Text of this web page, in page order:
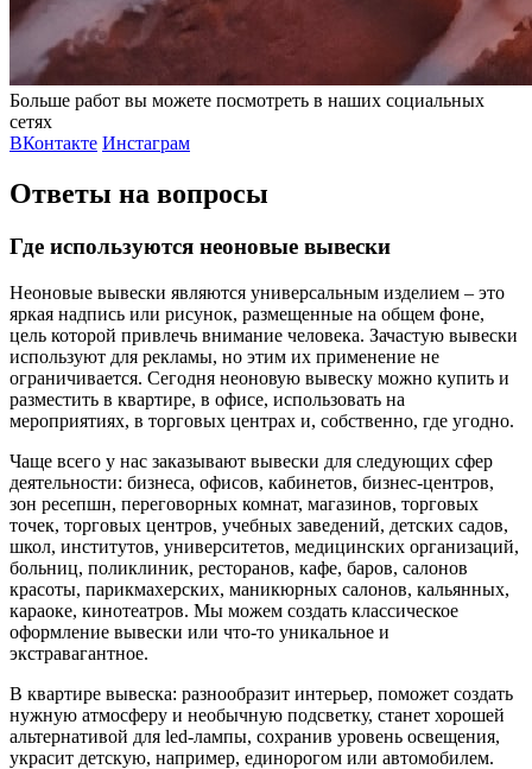
Больше работ вы можете посмотреть в наших социальных
сетях
ВКонтакте Инстаграм
Ответы на вопросы
Где используются неоновые вывески
Неоновые вывески являются универсальным изделием – это
яркая надпись или рисунок, размещенные на общем фоне,
цель которой привлечь внимание человека. Зачастую вывески
используют для рекламы, но этим их применение не
ограничивается. Сегодня неоновую вывеску можно купить и
разместить в квартире, в офисе, использовать на
мероприятиях, в торговых центрах и, собственно, где угодно.
Чаще всего у нас заказывают вывески для следующих сфер
деятельности: бизнеса, офисов, кабинетов, бизнес-центров,
зон ресепшн, переговорных комнат, магазинов, торговых
точек, торговых центров, учебных заведений, детских садов,
школ, институтов, университетов, медицинских организаций,
больниц, поликлиник, ресторанов, кафе, баров, салонов
красоты, парикмахерских, маникюрных салонов, кальянных,
караоке, кинотеатров. Мы можем создать классическое
оформление вывески или что-то уникальное и
экстравагантное.
В квартире вывеска: разнообразит интерьер, поможет создать
нужную атмосферу и необычную подсветку, станет хорошей
альтернативой для led-лампы, сохранив уровень освещения,
украсит детскую, например, единорогом или автомобилем.